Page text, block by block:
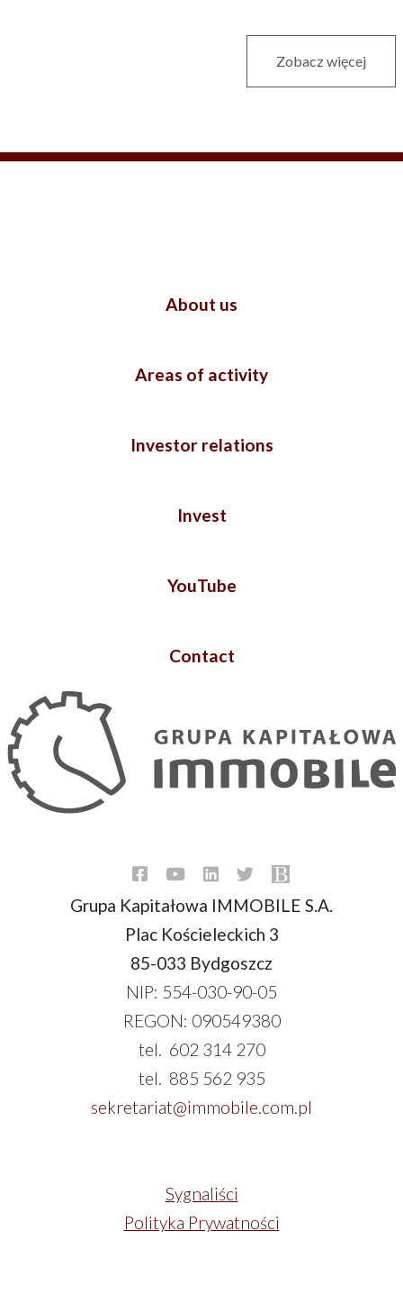
Zobacz więcej
About us
Areas of activity
Investor relations
Invest
YouTube
Contact
Grupa Kapitałowa IMMOBILE S.A.
Plac Kościeleckich 3
85-033 Bydgoszcz
NIP: 554-030-90-05
REGON: 090549380
tel. 602 314 270
tel. 885 562 935
sekretariat@immobile.com.pl
Sygnaliści
Polityka Prywatności